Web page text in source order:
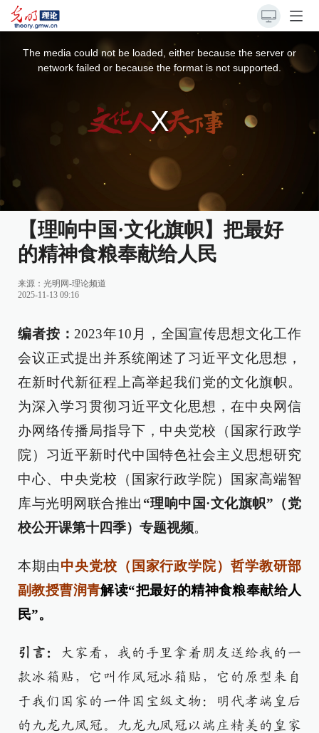
The media could not be loaded, either because the server or
network failed or because the format is not supported.
【理响中国·文化旗帜】把最好
的精神食粮奉献给人民
来源： 光明网-理论频道
2025-11-13 09:16
编者按： 2023年10月，全国宣传思想文化工作
会议正式提出并系统阐述了习近平文化思想，
在新时代新征程上高举起我们党的文化旗帜。
为深入学习贯彻习近平文化思想，在中央网信
办网络传播局指导下，中央党校（国家行政学
院）习近平新时代中国特色社会主义思想研究
中心、中央党校（国家行政学院）国家高端智
库与光明网联合推出 “理响中国·文化旗帜”（党
校公开课第十四季）专题视频。
本期由中央党校（国家行政学院）哲学教研部
副教授曹润青解读“把最好的精神食粮奉献给人
民”。
引言：
大家看，我的手里拿着朋友送给我的一
款冰箱贴，它叫作凤冠冰箱贴，它的原型来自
于我们国家的一件国宝级文物：明代孝端皇后
的九龙九凤冠。九龙九凤冠以端庄精美的皇家